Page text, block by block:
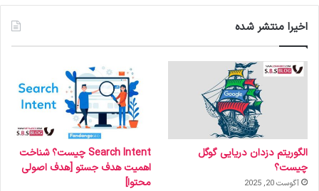
اخیرا منتشر شده
الگوریتم دزدان دریایی گوگل
چیست؟
آگوست 20, 2025
Search Intent چیست؟ شناخت
اهمیت هدف جستو [هدف اصولی
محتوا]